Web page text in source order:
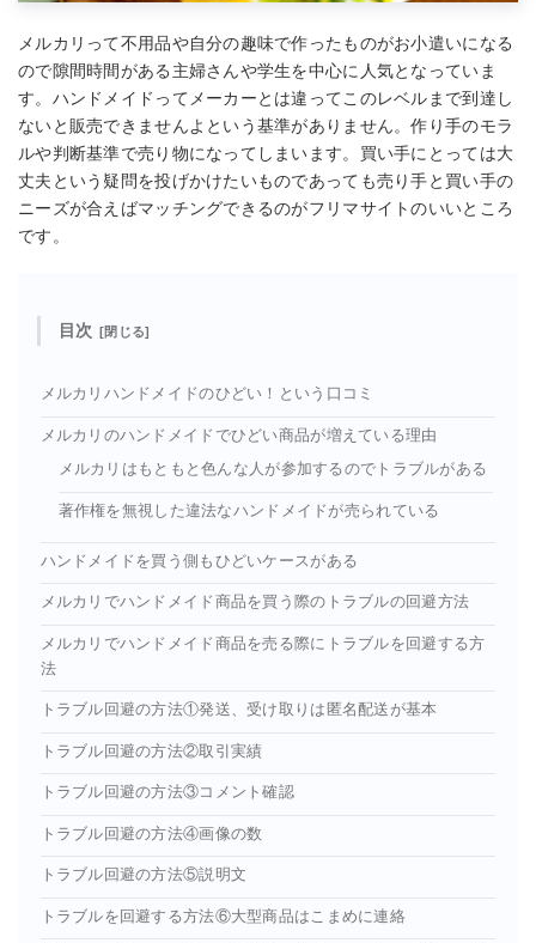
メルカリって不用品や自分の趣味で作ったものがお小遣いになる
ので隙間時間がある主婦さんや学生を中心に人気となっていま
す。ハンドメイドってメーカーとは違ってこのレベルまで到達し
ないと販売できませんよという基準がありません。作り手のモラ
ルや判断基準で売り物になってしまいます。買い手にとっては大
丈夫という疑問を投げかけたいものであっても売り手と買い手の
ニーズが合えばマッチングできるのがフリマサイトのいいところ
です。
目次
メルカリハンドメイドのひどい！という口コミ
メルカリのハンドメイドでひどい商品が増えている理由
メルカリはもともと色んな人が参加するのでトラブルがある
著作権を無視した違法なハンドメイドが売られている
ハンドメイドを買う側もひどいケースがある
メルカリでハンドメイド商品を買う際のトラブルの回避方法
メルカリでハンドメイド商品を売る際にトラブルを回避する方
法
トラブル回避の方法①発送、受け取りは匿名配送が基本
トラブル回避の方法②取引実績
トラブル回避の方法③コメント確認
トラブル回避の方法④画像の数
トラブル回避の方法⑤説明文
トラブルを回避する方法⑥大型商品はこまめに連絡